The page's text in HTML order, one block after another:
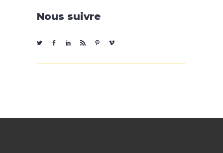
Nous suivre